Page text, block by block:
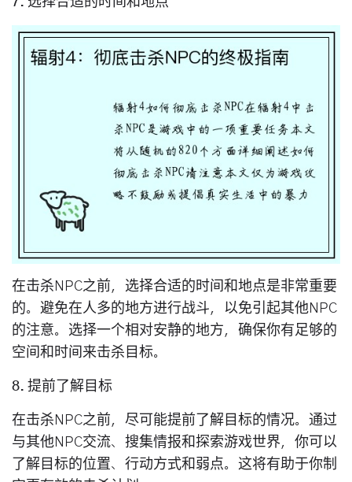
在击杀NPC之前，选择合适的时间和地点是非常重要
的。避免在人多的地方进行战斗，以免引起其他NPC
的注意。选择一个相对安静的地方，确保你有足够的
空间和时间来击杀目标。
8. 提前了解目标
在击杀NPC之前，尽可能提前了解目标的情况。通过
与其他NPC交流、搜集情报和探索游戏世界，你可以
了解目标的位置、行动方式和弱点。这将有助于你制